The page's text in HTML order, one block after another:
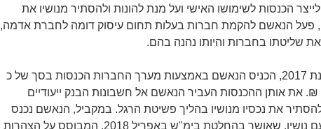
הכנסות לשימושו האישי ועל מנת להונות ולהסתיר מנושיו את
פעל הנאשם להקמת חברות בעלות תחום עיסוק דומה לחברת אדמה,
שליטתו בחברות והיותו נהנה בהם.
החל משנת 2017, הכניס הנאשם באמצעות מערך החברות הכנסות בסך של כ
₪. את אותן ההכנסות העביר הנאשם אל חשבונות הבנק ייעודיים
את נכסיו מנושיו בהליך פשיטת הרגל. במקביל, הנאשם נכנס
להסכם עם נושיו, שאושר בהחלטת בימ"ש באפריל 2018, המבוסס על הצהרות